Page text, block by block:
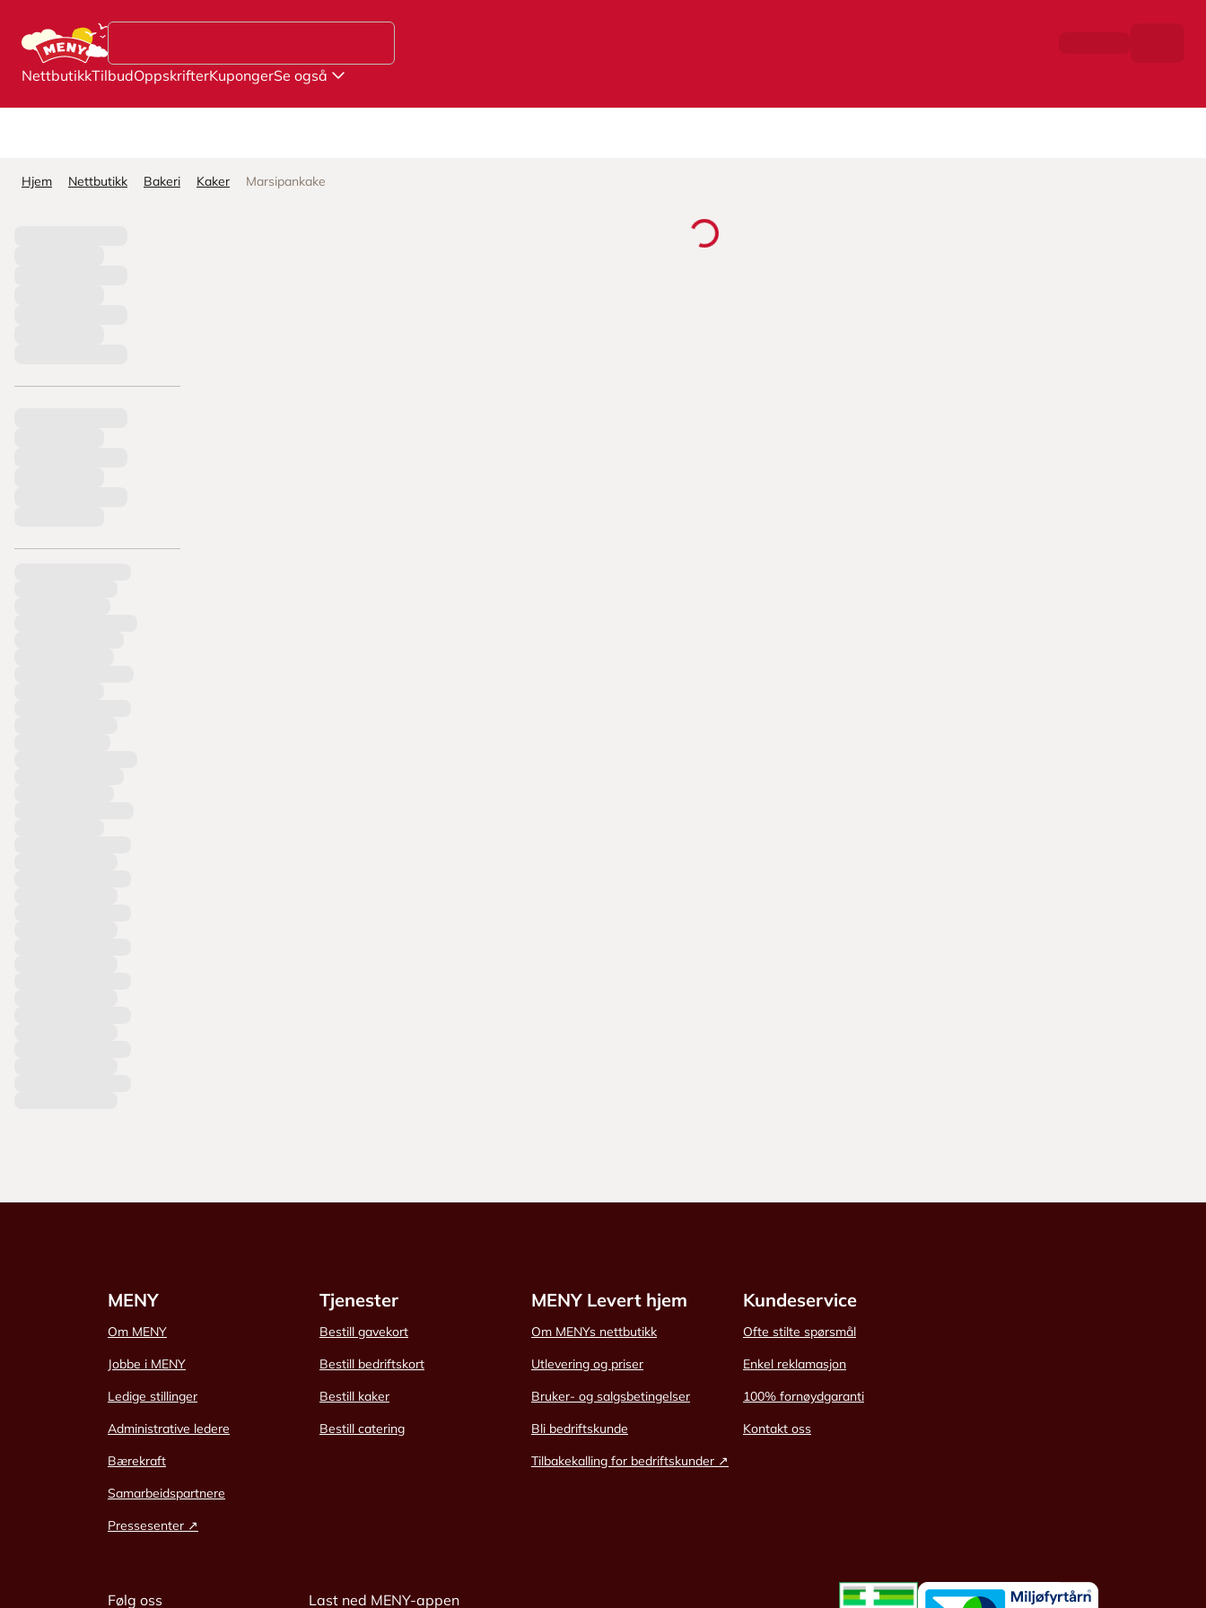
NettbutikkTilbudOppskrifterKupongerSe også
Hjem Nettbutikk Bakeri Kaker Marsipankake
MENY
Om MENY
Jobbe i MENY
Ledige stillinger
Administrative ledere
Bærekraft
Samarbeidspartnere
Pressesenter ↗
Tjenester
Bestill gavekort
Bestill bedriftskort
Bestill kaker
Bestill catering
MENY Levert hjem
Om MENYs nettbutikk
Utlevering og priser
Bruker- og salgsbetingelser
Bli bedriftskunde
Tilbakekalling for bedriftskunder ↗
Kundeservice
Ofte stilte spørsmål
Enkel reklamasjon
100% fornøydgaranti
Kontakt oss
Følg oss Last ned MENY-appen